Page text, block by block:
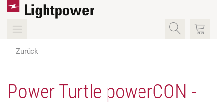
Zurück
Power Turtle powerCON -